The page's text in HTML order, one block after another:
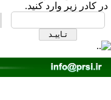
در کادر زیر وارد کنید.